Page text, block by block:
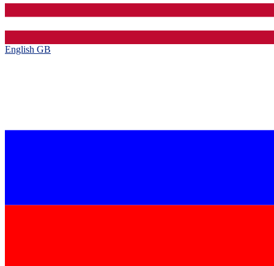
English GB‎